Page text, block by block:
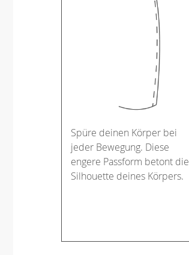
Spüre deinen Körper bei
jeder Bewegung. Diese
engere Passform betont die
Silhouette deines Körpers.